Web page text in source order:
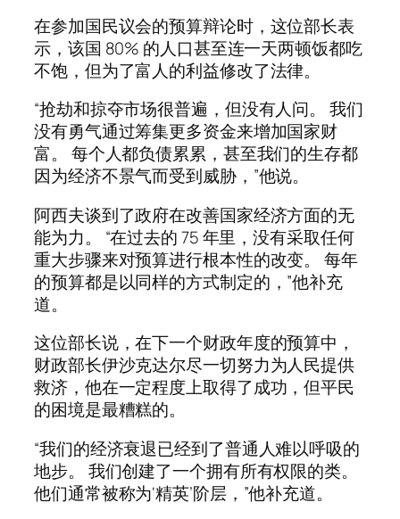
在参加国民议会的预算辩论时，这位部长表
示，该国 80% 的人口甚至连一天两顿饭都吃
不饱，但为了富人的利益修改了法律。
“抢劫和掠夺市场很普遍，但没有人问。 我们
没有勇气通过筹集更多资金来增加国家财
富。 每个人都负债累累，甚至我们的生存都
因为经济不景气而受到威胁，”他说。
阿西夫谈到了政府在改善国家经济方面的无
能为力。 “在过去的 75 年里，没有采取任何
重大步骤来对预算进行根本性的改变。 每年
的预算都是以同样的方式制定的，”他补充
道。
这位部长说，在下一个财政年度的预算中，
财政部长伊沙克达尔尽一切努力为人民提供
救济，他在一定程度上取得了成功，但平民
的困境是最糟糕的。
“我们的经济衰退已经到了普通人难以呼吸的
地步。 我们创建了一个拥有所有权限的类。
他们通常被称为‘精英’阶层，”他补充道。